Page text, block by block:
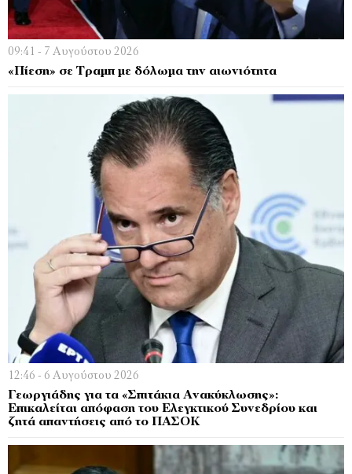
09:41 - 7 Αυγούστου 2026
«Πίεση» σε Τραμπ με δόλωμα την αιωνιότητα
12:46 - 6 Αυγούστου 2026
Γεωργιάδης για τα «Σπιτάκια Ανακύκλωσης»:
Επικαλείται απόφαση του Ελεγκτικού Συνεδρίου και
ζητά απαντήσεις από το ΠΑΣΟΚ